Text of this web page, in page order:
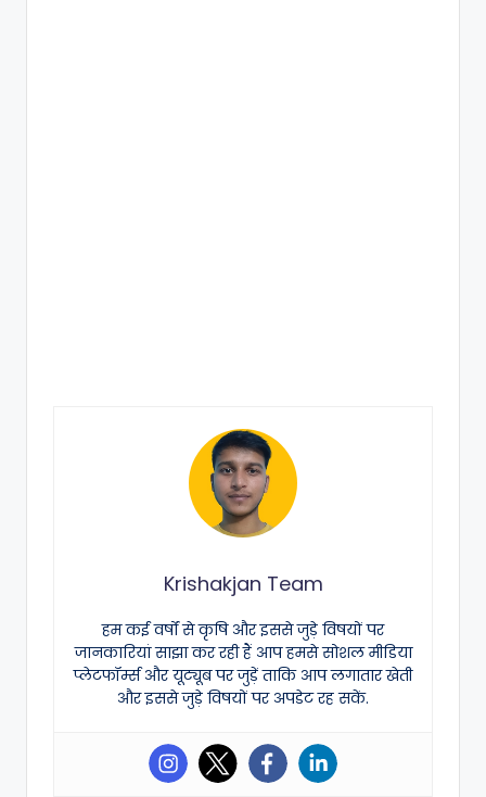
Krishakjan Team
हम कई वर्षों से कृषि और इससे जुड़े विषयों पर
जानकारियां साझा कर रही हैं आप हमसे सोशल मीडिया
प्लेटफॉर्म्स और यूट्यूब पर जुड़ें ताकि आप लगातार खेती
और इससे जुड़े विषयों पर अपडेट रह सकें.